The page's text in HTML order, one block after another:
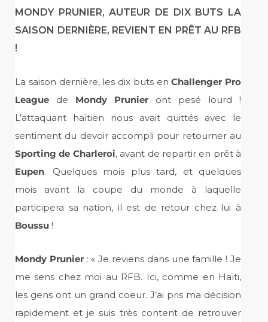
MONDY PRUNIER, AUTEUR DE DIX BUTS LA
SAISON DERNIÈRE, REVIENT EN PRÊT AU RFB
!
La saison dernière, les dix buts enChallenger Pro
League de Mondy Prunier ont pesé lourd !
L’attaquant haïtien nous avait quittés avec le
sentiment du devoir accompli pour retourner au
Sporting de Charleroi, avant de repartir en prêt à
Eupen. Quelques mois plus tard, et quelques
mois avant la coupe du monde à laquelle
participera sa nation, il est de retour chez lui à
Boussu !
Mondy Prunier: « Je reviens dans une famille ! Je
me sens chez moi au RFB. Ici, comme en Haïti,
les gens ont un grand coeur. J’ai pris ma décision
rapidement et je suis très content de retrouver